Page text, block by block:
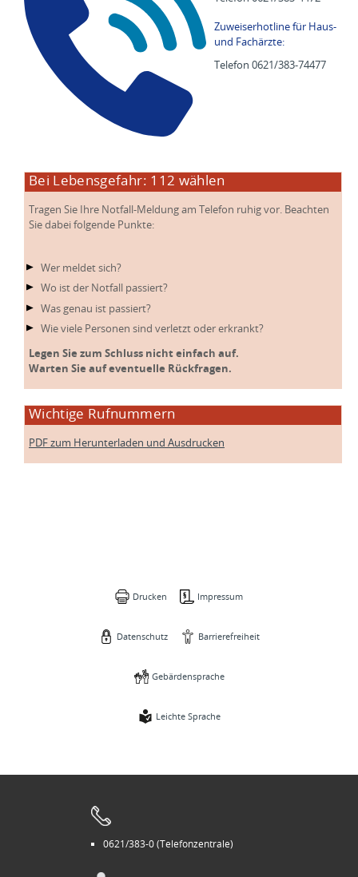
Zuweiserhotline für Haus-
und Fachärzte:
Telefon 0621/383-74477
Bei Lebensgefahr: 112 wählen
Tragen Sie Ihre Notfall-Meldung am Telefon ruhig vor. Beachten
Sie dabei folgende Punkte:
Wer meldet sich?
Wo ist der Notfall passiert?
Was genau ist passiert?
Wie viele Personen sind verletzt oder erkrankt?
Legen Sie zum Schluss nicht einfach auf.
Warten Sie auf eventuelle Rückfragen.
Wichtige Rufnummern
PDF zum Herunterladen und Ausdrucken
Drucken Impressum
Datenschutz Barrierefreiheit
Gebärdensprache
Leichte Sprache
0621/383-0 (Telefonzentrale)